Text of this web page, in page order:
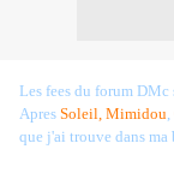
Les fees du forum DMc
Apres Soleil, Mimidou,
que j'ai trouve dans